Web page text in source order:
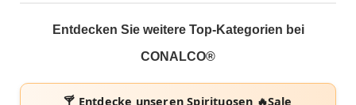
Entdecken Sie weitere Top-Kategorien bei
CONALCO®
🍸 Entdecke unserenSpirituosen 🔥Sale